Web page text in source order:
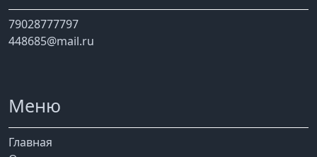
79028777797
448685@mail.ru
Меню
Главная